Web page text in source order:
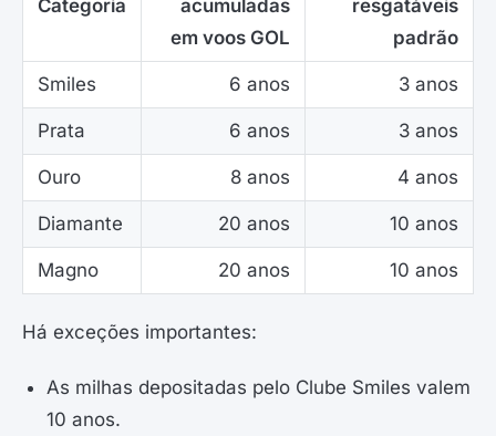
Categoria
acumuladas
em voos GOL
resgatáveis
padrão
Smiles 6 anos 3 anos
Prata 6 anos 3 anos
Ouro 8 anos 4 anos
Diamante 20 anos 10 anos
Magno 20 anos 10 anos
Há exceções importantes:
As milhas depositadas pelo Clube Smiles valem
10 anos.